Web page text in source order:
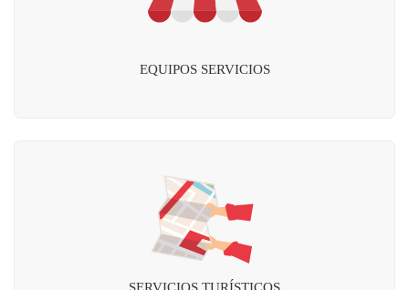
EQUIPOS SERVICIOS
SERVICIOS TURÍSTICOS